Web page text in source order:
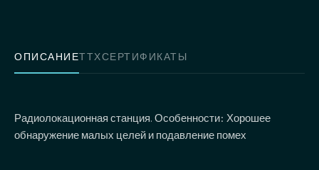
ОПИСАНИЕТТХСЕРТИФИКАТЫ
Радиолокационная станция. Особенности: Хорошее
обнаружение малых целей и подавление помех